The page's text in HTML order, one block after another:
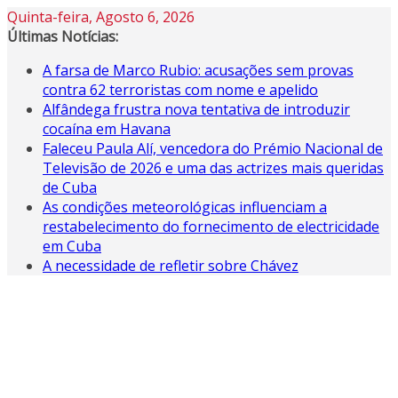
Skip
to
Quinta-feira, Agosto 6, 2026
Últimas Notícias:
A farsa de Marco Rubio: acusações sem provas
contra 62 terroristas com nome e apelido
Alfândega frustra nova tentativa de introduzir
cocaína em Havana
Faleceu Paula Alí, vencedora do Prémio Nacional de
Televisão de 2026 e uma das actrizes mais queridas
de Cuba
As condições meteorológicas influenciam a
restabelecimento do fornecimento de electricidade
em Cuba
A necessidade de refletir sobre Chávez